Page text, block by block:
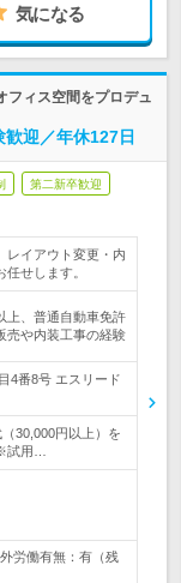
気になる
フィス空間をプロデュ
歓迎／年休127日
第二新卒歓迎
レイアウト変更・内
せします。
上、普通自動車免許
売や内装工事の経験
4番8号 エスリード
30,000円以上）を
試用…
労働有無：有（残